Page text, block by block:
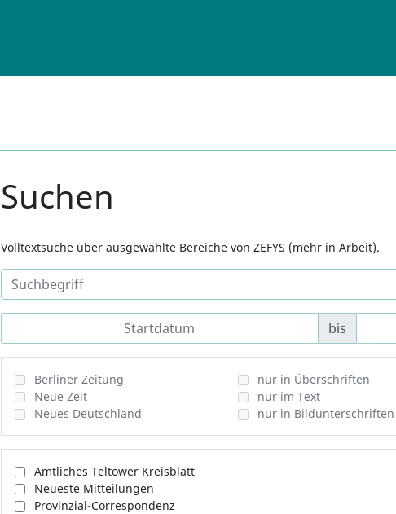
Suchen
Volltextsuche über ausgewählte Bereiche von ZEFYS (mehr in Arbeit).
bis
Berliner Zeitung
Neue Zeit
Neues Deutschland
nur in Überschriften
nur im Text
nur in Bildunterschriften
Amtliches Teltower Kreisblatt
Neueste Mitteilungen
Provinzial-Correspondenz